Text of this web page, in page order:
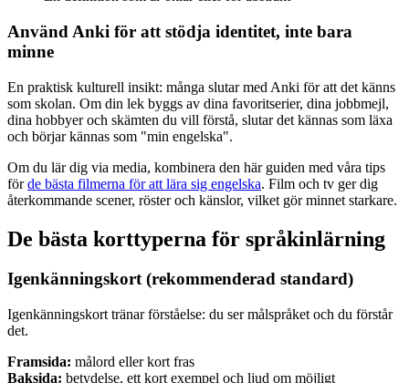
Använd Anki för att stödja identitet, inte bara
minne
En praktisk kulturell insikt: många slutar med Anki för att det känns
som skolan. Om din lek byggs av dina favoritserier, dina jobbmejl,
dina hobbyer och skämten du vill förstå, slutar det kännas som läxa
och börjar kännas som "min engelska".
Om du lär dig via media, kombinera den här guiden med våra tips
förde bästa filmerna för att lära sig engelska. Film och tv ger dig
återkommande scener, röster och känslor, vilket gör minnet starkare.
De bästa korttyperna för språkinlärning
Igenkänningskort (rekommenderad standard)
Igenkänningskort tränar förståelse: du ser målspråket och du förstår
det.
Framsida: målord eller kort fras
Baksida: betydelse, ett kort exempel och ljud om möjligt